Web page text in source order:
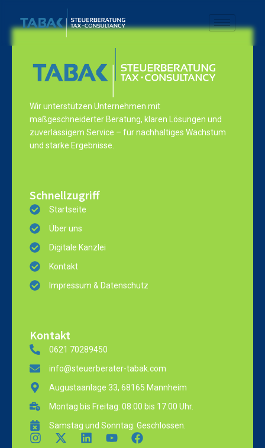
Wir unterstützen Unternehmen mit
maßgeschneiderter Beratung, klaren Lösungen und
zuverlässigem Service – für nachhaltiges Wachstum
und starke Ergebnisse.
Schnellzugriff
Startseite
Über uns
Digitale Kanzlei
Kontakt
Impressum & Datenschutz
Kontakt
0621 70289450
info@steuerberater-tabak.com
Augustaanlage 33, 68165 Mannheim
Montag bis Freitag: 08:00 bis 17:00 Uhr.
Samstag und Sonntag: Geschlossen.